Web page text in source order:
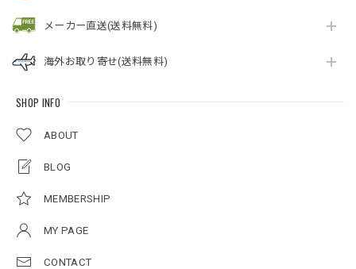
メーカー直送(送料無料)
海外お取り寄せ(送料無料)
SHOP INFO
ABOUT
BLOG
MEMBERSHIP
MY PAGE
CONTACT